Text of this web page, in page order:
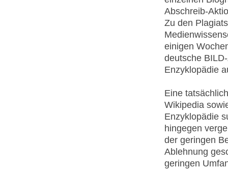
Abschreib-
Zu den
einigen
deutsche
Enzyklopädie
Eine
Wikipedia
Enzyklopädie
hingegen
der geringen
Ablehnung
geringen